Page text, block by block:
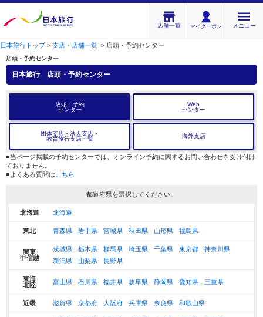
店舗一覧 マイクーポン メニュー
日本旅行トップ> 支店・店舗一覧 > 店頭・予約センター
店頭・予約センター
日本旅行 店頭・予約センター
店頭・予約
センター
Web
センター
団体支店・法人支店・
教育旅行支店一覧
海外支店
■当ページ掲載の予約センターでは、オンライン予約に関するお問い合わせを受け付け
ておりません。
■よくある質問は こちら
都道府県を選択してください。
北海道 北海道
東北 青森県 岩手県 宮城県 秋田県 山形県 福島県
関東
甲信越
茨城県 栃木県 群馬県 埼玉県 千葉県 東京都
神奈川県
新潟県
山梨県 長野県
東海
北陸
富山県 石川県 福井県 岐阜県 静岡県 愛知県 三重県
近畿 滋賀県 京都府 大阪府 兵庫県 奈良県 和歌山県